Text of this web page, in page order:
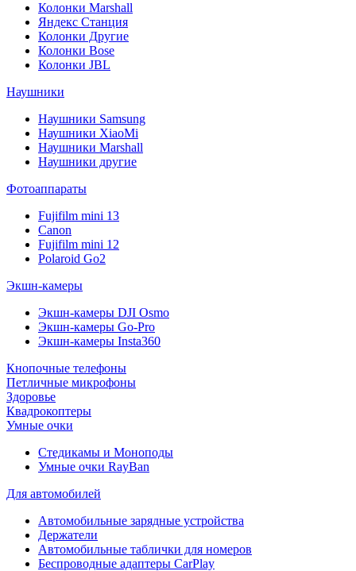
Колонки Marshall
Яндекс Станция
Колонки Другие
Колонки Bose
Колонки JBL
Наушники
Наушники Samsung
Наушники XiaoMi
Наушники Marshall
Наушники другие
Фотоаппараты
Fujifilm mini 13
Canon
Fujifilm mini 12
Polaroid Go2
Экшн-камеры
Экшн-камеры DJI Osmo
Экшн-камеры Go-Pro
Экшн-камеры Insta360
Кнопочные телефоны
Петличные микрофоны
Здоровье
Квадрокоптеры
Умные очки
Стедикамы и Моноподы
Умные очки RayBan
Для автомобилей
Автомобильные зарядные устройства
Держатели
Автомобильные таблички для номеров
Беспроводные адаптеры CarPlay